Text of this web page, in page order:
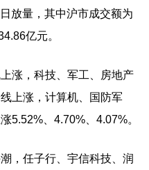
放量，其中沪市成交额为
亿元。
，科技、军工、房地产
上涨，计算机、国防军
5.52%、4.70%、4.07%。
任子行、宇信科技、润